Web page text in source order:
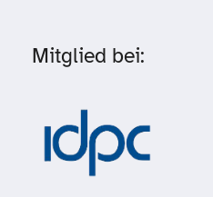
Mitglied bei: